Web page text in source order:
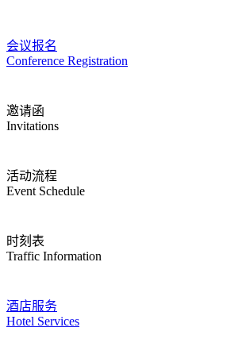
会议报名
Conference Registration
邀请函
Invitations
活动流程
Event Schedule
时刻表
Traffic Information
酒店服务
Hotel Services